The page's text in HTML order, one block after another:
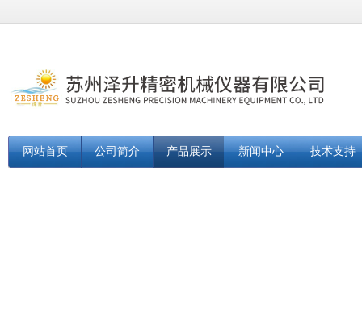
网站首页 公司简介 产品展示 新闻中心 技术支持